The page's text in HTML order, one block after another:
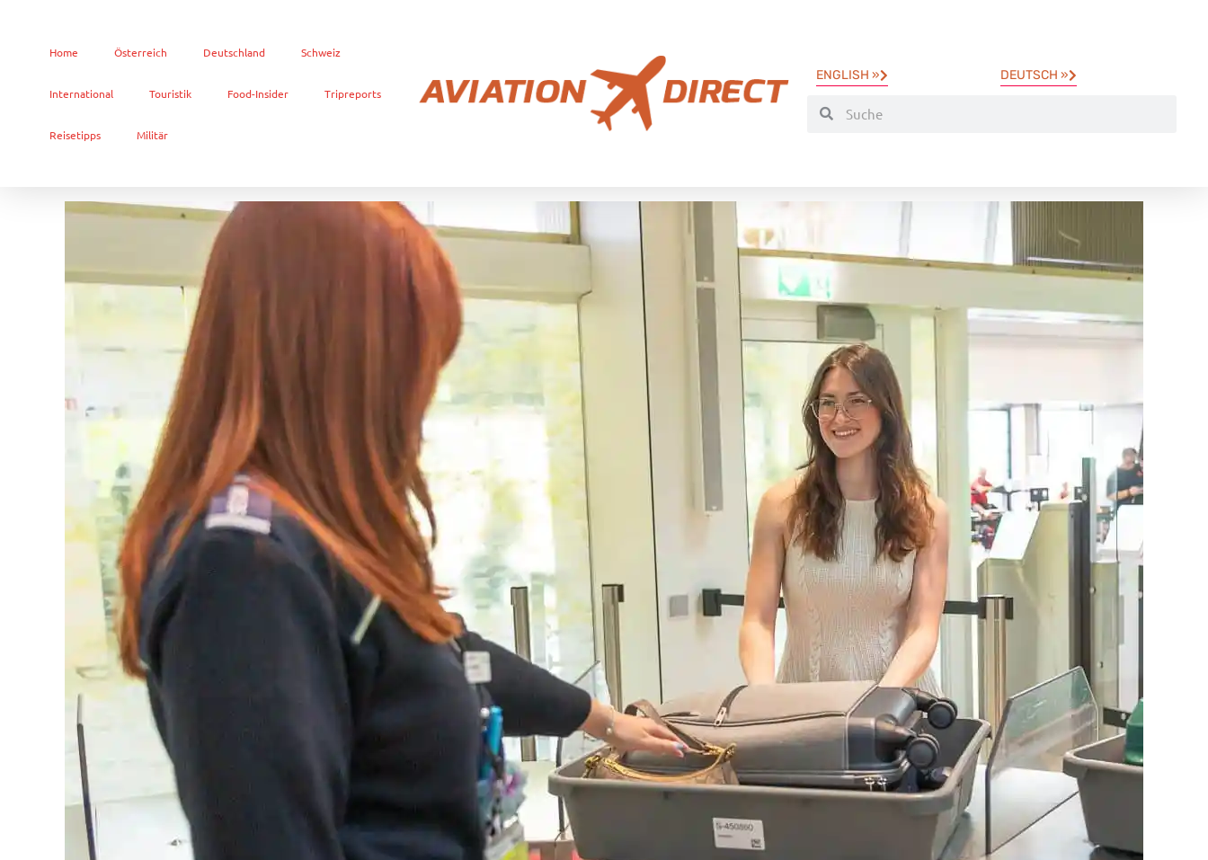
Home Österreich Deutschland Schweiz
International Touristik Food-Insider Tripreports
Reisetipps Militär
ENGLISH » DEUTSCH »